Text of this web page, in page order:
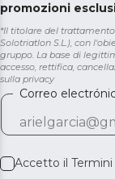
promozioni
*Il titolare del trattamento
Solotriatlon S.L.), con
gruppo. La base di
accesso, rettifica,
sulla privacy
Correo
Accetto il